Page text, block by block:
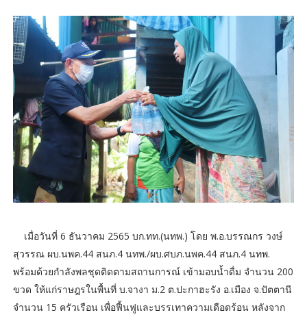
เมื่อวันที่ 6 ธันวาคม 2565 บก.ทท.(นทพ.) โดย พ.อ.บรรณกร วงษ์
สุวรรณ ผบ.นพค.44 สนภ.4 นทพ./ผบ.ศบภ.นพค.44 สนภ.4 นทพ.
พร้อมด้วยกำลังพลชุดติดตามสถานการณ์ เข้ามอบน้ำดื่ม จำนวน 200
ขวด ให้แก่ราษฎรในพื้นที่ บ.จางา ม.2 ต.ปะกาฮะรัง อ.เมือง จ.ปัตตานี
จำนวน 15 ครัวเรือน เพื่อฟื้นฟูและบรรเทาความเดือดร้อน หลังจาก